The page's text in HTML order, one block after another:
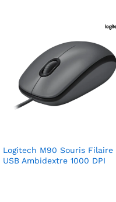
Logitech M90 Souris Filaire
USB Ambidextre 1000 DPI